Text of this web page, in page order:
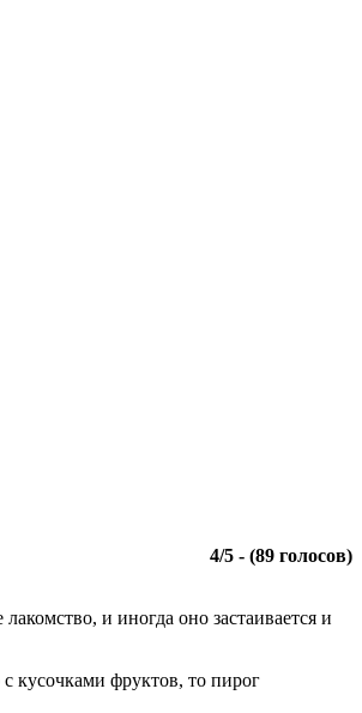
4/5 - (89 голосов)
и иногда оно застаивается и
кусочками фруктов, то пирог